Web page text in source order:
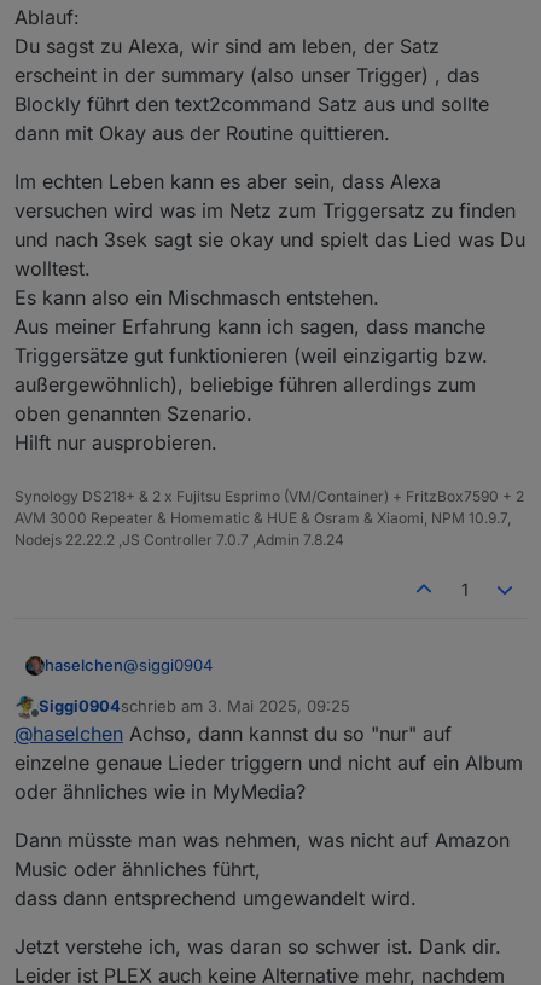
Ablauf:
Du sagst zu Alexa, wir sind am leben, der Satz
erscheint in der summary (also unser Trigger) , das
Blockly führt den text2command Satz aus und sollte
dann mit Okay aus der Routine quittieren.
Im echten Leben kann es aber sein, dass Alexa
versuchen wird was im Netz zum Triggersatz zu finden
und nach 3sek sagt sie okay und spielt das Lied was Du
wolltest.
Es kann also ein Mischmasch entstehen.
Aus meiner Erfahrung kann ich sagen, dass manche
Triggersätze gut funktionieren (weil einzigartig bzw.
außergewöhnlich), beliebige führen allerdings zum
oben genannten Szenario.
Hilft nur ausprobieren.
Synology DS218+ & 2 x Fujitsu Esprimo (VM/Container) + FritzBox7590 + 2
AVM 3000 Repeater & Homematic & HUE & Osram & Xiaomi, NPM 10.9.7,
Nodejs 22.22.2 ,JS Controller 7.0.7 ,Admin 7.8.24
1
haselchen@siggi0904
So einfach ist/war es nicht, dass nach eigenem
Belieben einzurichten.
Alexas Wunsch, dem Sprechenden es Recht zu
machen , ist einfach zu groß.
Damit meine ich das Triggerwort.
Ich habe erstmal nen Blockly gebaut.
Ich trigger auf den summary Datenpunkt im Alexa
Serial Number ist der Echo, zu dem ich spreche.
Und nun kommen wir zum Triggerwort oder
Dann richtet man in der Alexa App eine Routine ein.
Auch wieder einen Namen wählen, der einen
Offline
Siggi0904schrieb am 3. Mai 2025, 09:25
zuletzt editiert von
@haselchen Achso, dann kannst du so "nur" auf
einzelne genaue Lieder triggern und nicht auf ein Album
oder ähnliches wie in MyMedia?
Dann müsste man was nehmen, was nicht auf Amazon
Music oder ähnliches führt,
dass dann entsprechend umgewandelt wird.
Jetzt verstehe ich, was daran so schwer ist. Dank dir.
Leider ist PLEX auch keine Alternative mehr, nachdem